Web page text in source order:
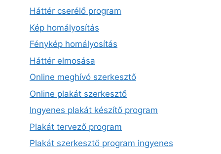
Háttér cserélő program
Kép homályosítás
Fénykép homályosítás
Háttér elmosása
Online meghívó szerkesztő
Online plakát szerkesztő
Ingyenes plakát készítő program
Plakát tervező program
Plakát szerkesztő program ingyenes